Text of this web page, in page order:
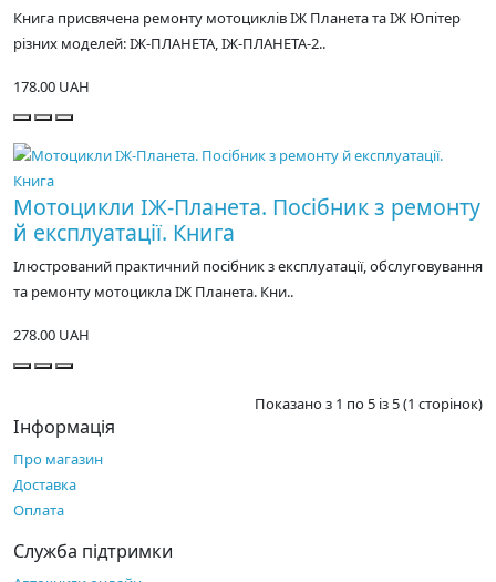
Книга присвячена ремонту мотоциклів ІЖ Планета та ІЖ Юпітер
різних моделей: ІЖ-ПЛАНЕТА, ІЖ-ПЛАНЕТА-2..
178.00 UAH
Мотоцикли ІЖ-Планета. Посібник з ремонту
й експлуатації. Книга
Ілюстрований практичний посібник з експлуатації, обслуговування
та ремонту мотоцикла ІЖ Планета. Кни..
278.00 UAH
Показано з 1 по 5 із 5 (1 сторінок)
Інформація
Про магазин
Доставка
Оплата
Служба підтримки